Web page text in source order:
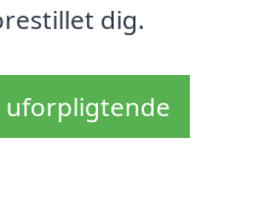
dig.
uforpligtende